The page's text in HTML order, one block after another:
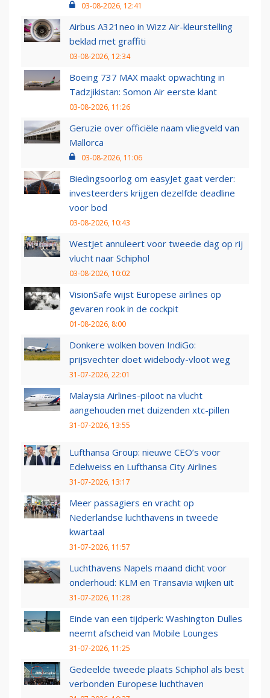
03-08-2026, 12:41
Airbus A321neo in Wizz Air-kleurstelling
beklad met graffiti
03-08-2026, 12:34
Boeing 737 MAX maakt opwachting in
Tadzjikistan: Somon Air eerste klant
03-08-2026, 11:26
Geruzie over officiële naam vliegveld van
Mallorca
03-08-2026, 11:06
Biedingsoorlog om easyJet gaat verder:
investeerders krijgen dezelfde deadline
voor bod
03-08-2026, 10:43
WestJet annuleert voor tweede dag op rij
vlucht naar Schiphol
03-08-2026, 10:02
VisionSafe wijst Europese airlines op
gevaren rook in de cockpit
01-08-2026, 8:00
Donkere wolken boven IndiGo:
prijsvechter doet widebody-vloot weg
31-07-2026, 22:01
Malaysia Airlines-piloot na vlucht
aangehouden met duizenden xtc-pillen
31-07-2026, 13:55
Lufthansa Group: nieuwe CEO’s voor
Edelweiss en Lufthansa City Airlines
31-07-2026, 13:17
Meer passagiers en vracht op
Nederlandse luchthavens in tweede
kwartaal
31-07-2026, 11:57
Luchthavens Napels maand dicht voor
onderhoud: KLM en Transavia wijken uit
31-07-2026, 11:28
Einde van een tijdperk: Washington Dulles
neemt afscheid van Mobile Lounges
31-07-2026, 11:25
Gedeelde tweede plaats Schiphol als best
verbonden Europese luchthaven